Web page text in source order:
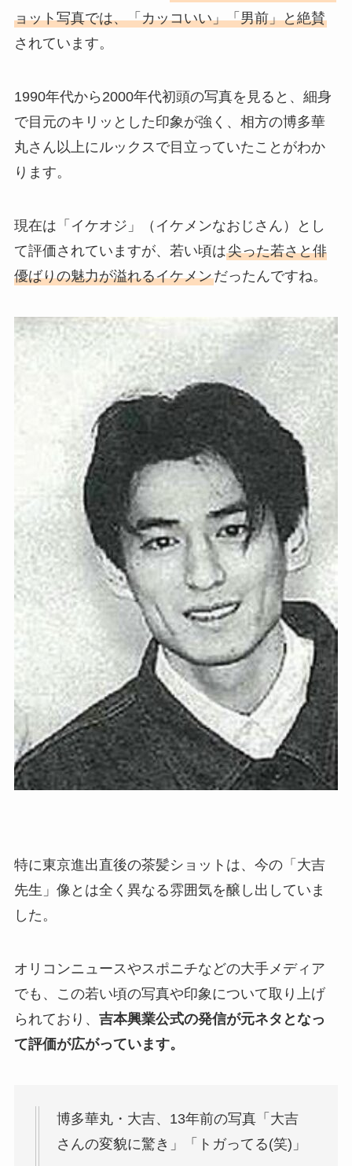
ョット写真では、「カッコいい」「男前」と絶賛
されています。
1990年代から2000年代初頭の写真を見ると、細身
で目元のキリッとした印象が強く、相方の博多華
丸さん以上にルックスで目立っていたことがわか
ります。
現在は「イケオジ」（イケメンなおじさん）とし
て評価されていますが、若い頃は尖った若さと俳
優ばりの魅力が溢れるイケメンだったんですね。
特に東京進出直後の茶髪ショットは、今の「大吉
先生」像とは全く異なる雰囲気を醸し出していま
した。
オリコンニュースやスポニチなどの大手メディア
でも、この若い頃の写真や印象について取り上げ
られており、 吉本興業公式の発信が元ネタとなっ
て評価が広がっています。
博多華丸・大吉、13年前の写真「大吉
さんの変貌に驚き」「トガってる(笑)」